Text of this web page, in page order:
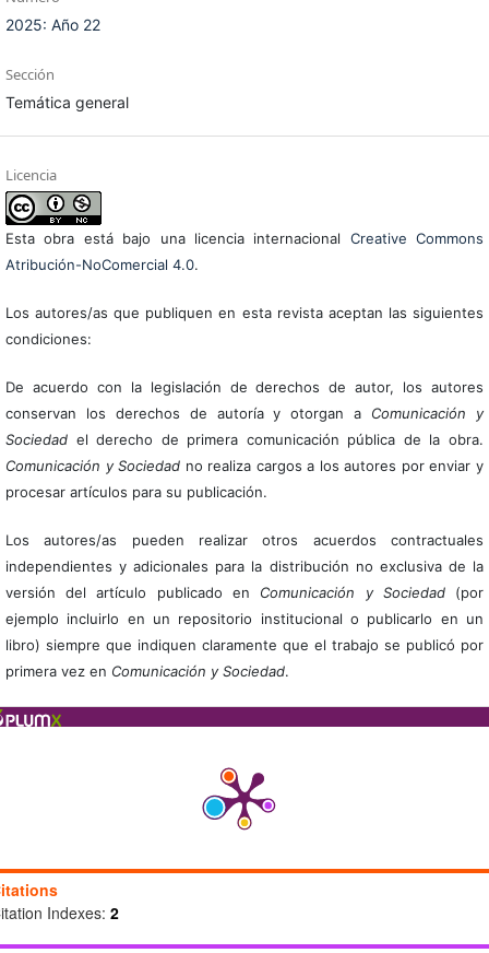
2025: Año 22
Sección
Temática general
Licencia
Esta obra está bajo una licencia internacional Creative Commons
Atribución-NoComercial 4.0.
Los autores/as que publiquen en esta revista aceptan las siguientes
condiciones:
De acuerdo con la legislación de derechos de autor, los autores
conservan los derechos de autoría y otorgan a Comunicación y
Sociedadel derecho de primera comunicación pública de la obra.
Comunicación y Sociedad no realiza cargos a los autores por enviar y
procesar artículos para su publicación.
Los autores/as pueden realizar otros acuerdos contractuales
independientes y adicionales para la distribución no exclusiva de la
versión del artículo publicado en Comunicación y Sociedad(por
ejemplo incluirlo en un repositorio institucional o publicarlo en un
libro) siempre que indiquen claramente que el trabajo se publicó por
primera vez en Comunicación y Sociedad.
Indexes: 2